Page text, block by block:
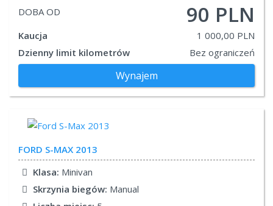
DOBA OD 90 PLN
Kaucja
1 000,00 PLN
Dzienny limit kilometrów
Bez ograniczeń
Wynajem
FORD S-MAX 2013
Klasa: Minivan
Skrzynia biegów: Manual